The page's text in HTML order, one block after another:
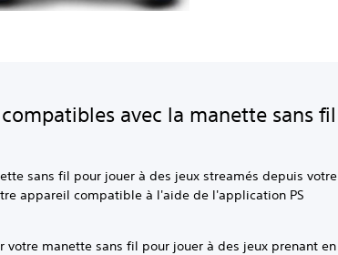
avec la manette sans fil
sans fil pour jouer à des jeux streamés depuis votre
appareil compatible à l'aide de l'application PS
votre manette sans fil pour jouer à des jeux prenant en